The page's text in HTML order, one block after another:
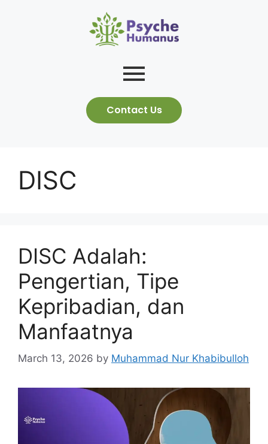
Contact Us
DISC
DISC Adalah:
Pengertian, Tipe
Kepribadian, dan
Manfaatnya
March 13, 2026 by Muhammad Nur Khabibulloh